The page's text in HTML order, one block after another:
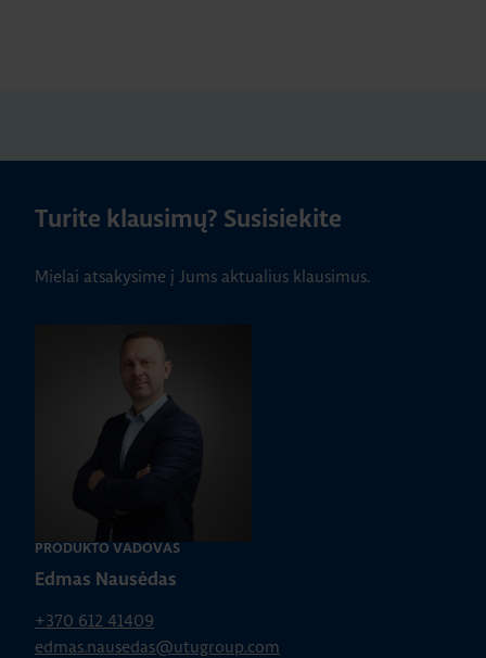
Turite klausimų? Susisiekite
Mielai atsakysime į Jums aktualius klausimus.
PRODUKTO VADOVAS
Edmas Nausėdas
+370 612 41409
edmas.nausedas@utugroup.com